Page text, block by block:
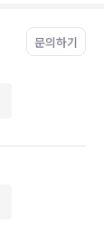
문의하기